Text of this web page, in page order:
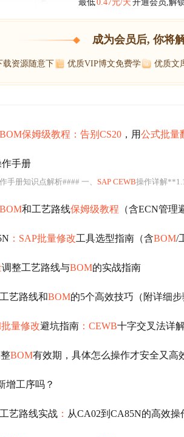
最低0.47元/天 开通会员,解
成为会员后, 你将
载资源随意下 优质VIP博文免费学 优质文
保姆级教程：告别CS20 ，用公式批量
作手册
手册知识点解析#### 一、 SAP CEWB操作详解
和工艺路线保姆级教程 （含ECN管理
：SAP批量修改工具选型指南（含BOM/
调整工艺路线与BOM的实战指南
工艺路线和BOM的5个高效技巧（附详细
量修改避坑指南 ：CEWB十字交叉法详
BOM有效期，具体怎么操作才安全又高
增工序吗？
工艺路线实战 ： 从CA02到CA85N的高效操